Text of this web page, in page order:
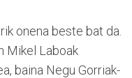
onena beste bat da.
Mikel Laboak
baina Negu Gorriak-